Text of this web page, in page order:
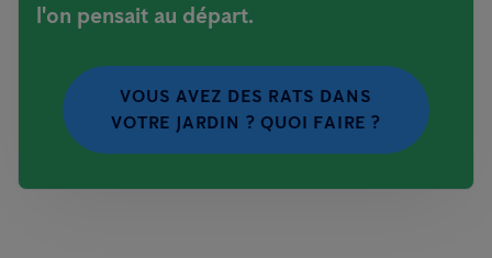
l'on pensait au départ.
VOUS AVEZ DES RATS DANS
VOTRE JARDIN ? QUOI FAIRE ?